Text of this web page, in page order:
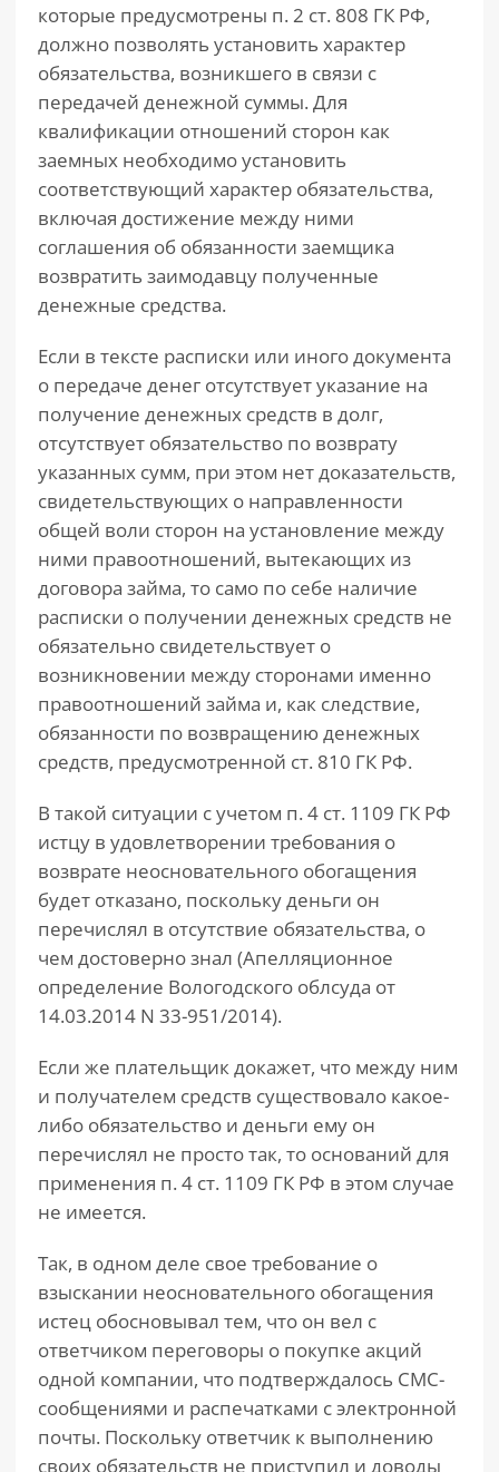
которые предусмотрены п. 2 ст. 808 ГК РФ,
должно позволять установить характер
обязательства, возникшего в связи с
передачей денежной суммы. Для
квалификации отношений сторон как
заемных необходимо установить
соответствующий характер обязательства,
включая достижение между ними
соглашения об обязанности заемщика
возвратить заимодавцу полученные
денежные средства.
Если в тексте расписки или иного документа
о передаче денег отсутствует указание на
получение денежных средств в долг,
отсутствует обязательство по возврату
указанных сумм, при этом нет доказательств,
свидетельствующих о направленности
общей воли сторон на установление между
ними правоотношений, вытекающих из
договора займа, то само по себе наличие
расписки о получении денежных средств не
обязательно свидетельствует о
возникновении между сторонами именно
правоотношений займа и, как следствие,
обязанности по возвращению денежных
средств, предусмотренной ст. 810 ГК РФ.
В такой ситуации с учетом п. 4 ст. 1109 ГК РФ
истцу в удовлетворении требования о
возврате неосновательного обогащения
будет отказано, поскольку деньги он
перечислял в отсутствие обязательства, о
чем достоверно знал (Апелляционное
определение Вологодского облсуда от
14.03.2014 N 33-951/2014).
Если же плательщик докажет, что между ним
и получателем средств существовало какое-
либо обязательство и деньги ему он
перечислял не просто так, то оснований для
применения п. 4 ст. 1109 ГК РФ в этом случае
не имеется.
Так, в одном деле свое требование о
взыскании неосновательного обогащения
истец обосновывал тем, что он вел с
ответчиком переговоры о покупке акций
одной компании, что подтверждалось СМС-
сообщениями и распечатками с электронной
почты. Поскольку ответчик к выполнению
своих обязательств не приступил и доводы